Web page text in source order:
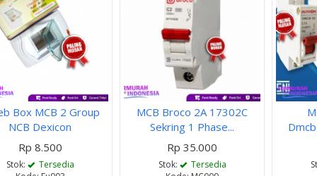
Box MCB 2 Group
NCB Dexicon
Rp 8.500
Stok:
Tersedia
MCB Broco 2A 17302C
Sekring 1 Phase...
Rp 35.000
Stok:
Tersedia